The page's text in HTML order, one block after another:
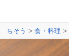
ちそう >食・料理 >